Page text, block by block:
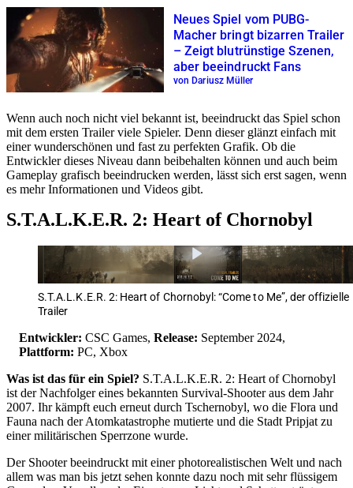
Neues Spiel vom PUBG-
Macher bringt bizarren Trailer
– Zeigt blutrünstige Szenen,
aber beeindruckt Fans
von Dariusz Müller
Wenn auch noch nicht viel bekannt ist, beeindruckt das Spiel schon
mit dem ersten Trailer viele Spieler. Denn dieser glänzt einfach mit
einer wunderschönen und fast zu perfekten Grafik. Ob die
Entwickler dieses Niveau dann beibehalten können und auch beim
Gameplay grafisch beeindrucken werden, lässt sich erst sagen, wenn
es mehr Informationen und Videos gibt.
S.T.A.L.K.E.R. 2: Heart of Chornobyl
S.T.A.L.K.E.R. 2: Heart of Chornobyl: “Come to Me”, der offizielle
Trailer
Entwickler: CSC Games, Release: September 2024,
Plattform: PC, Xbox
Was ist das für ein Spiel? S.T.A.L.K.E.R. 2: Heart of Chornobyl
ist der Nachfolger eines bekannten Survival-Shooter aus dem Jahr
2007. Ihr kämpft euch erneut durch Tschernobyl, wo die Flora und
Fauna nach der Atomkatastrophe mutierte und die Stadt Pripjat zu
einer militärischen Sperrzone wurde.
Der Shooter beeindruckt mit einer photorealistischen Welt und nach
allem was man bis jetzt sehen konnte dazu noch mit sehr flüssigem